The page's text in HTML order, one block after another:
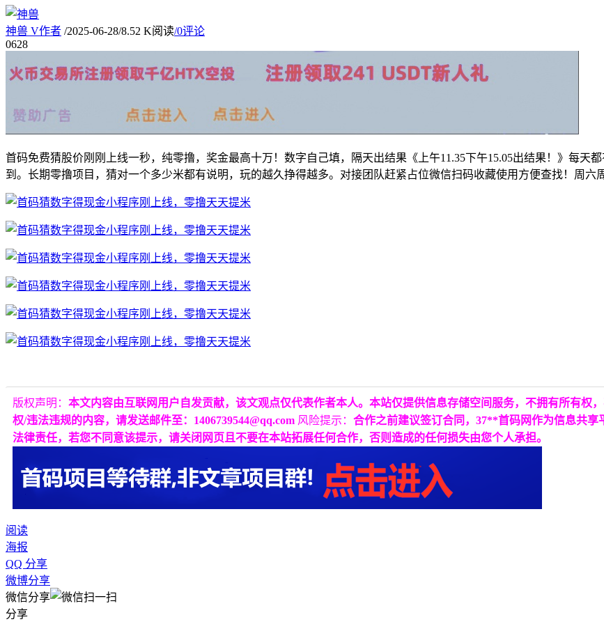
神兽 V作者 /2025-06-28/8.52 K阅读/0评论
0628
首码免费猜股价刚刚上线一秒，纯零撸，奖金最高十万！数字自己填，隔天出结果《上午11.35下午15.05出结果！》每天
到。长期零撸项目，猜对一个多少米都有说明，玩的越久挣得越多。对接团队赶紧占位微信扫码收藏使用方便查找！周六
版权声明： 本文内容由互联网用户自发贡献，该文观点仅代表作者本人。本站仅提供信息存储空间服务，不拥有所有权
权/违法违规的内容，请发送邮件至：1406739544@qq.com 风险提示： 合作之前建议签订合同，37**首码网作为信息共
法律责任，若您不同意该提示，请关闭网页且不要在本站拓展任何合作，否则造成的任何损失由您个人承担。
阅读
海报
QQ 分享
微博分享
微信分享
分享